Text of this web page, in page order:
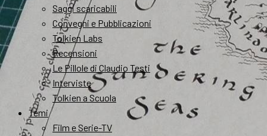
Saggi scaricabili
Convegni e Pubblicazioni
Tolkien Labs
Recensioni
Le Pillole di Claudio Testi
Interviste
Tolkien a Scuola
Temi
Film e Serie-TV